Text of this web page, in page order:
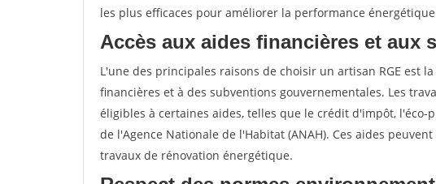
les plus efficaces pour améliorer la performance
Accès aux aides financières et aux
L'une des principales raisons de choisir un artisan RGE est
financières et à des subventions gouvernementales. Les
éligibles à certaines aides, telles que le crédit d'impôt, l'éco-
de l'Agence Nationale de l'Habitat (ANAH). Ces aides
travaux de rénovation énergétique.